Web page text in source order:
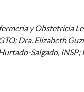
y Obstetricia
TO; Dra. Elizabeth
Salgado, INSP;